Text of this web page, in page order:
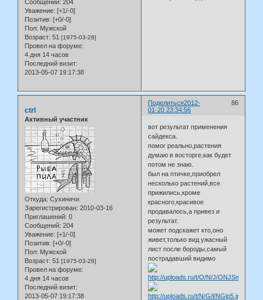
Сообщений: 204
Уважение: [+1/-0]
Позитив: [+0/-0]
Пол: Мужской
Возраст: 51 [1975-03-28]
Провел на форуме:
4 дня 14 часов
Последний визит:
2013-05-07 19:17:38
Поделиться 86
2012-
01-20 23:34:56
ctrl
Активный участник
Откуда: Сухиничи
Зарегистрирован: 2010-03-16
Приглашений: 0
Сообщений: 204
Уважение: [+1/-0]
Позитив: [+0/-0]
Пол: Мужской
Возраст: 51 [1975-03-28]
Провел на форуме:
4 дня 14 часов
Последний визит:
2013-05-07 19:17:38
вот результат применения
сайдекса.
помог реально,растения
думаю в восторге,как будет
потом не знаю.
был на птичке,приобрел
несколько растений,все
прижились,кроме
красного,красивое
продавалось,а привез и
результат.
может подскажет кто,оно
живет,только вид ужасный
лист после бороды,самый
пострадавший видимо